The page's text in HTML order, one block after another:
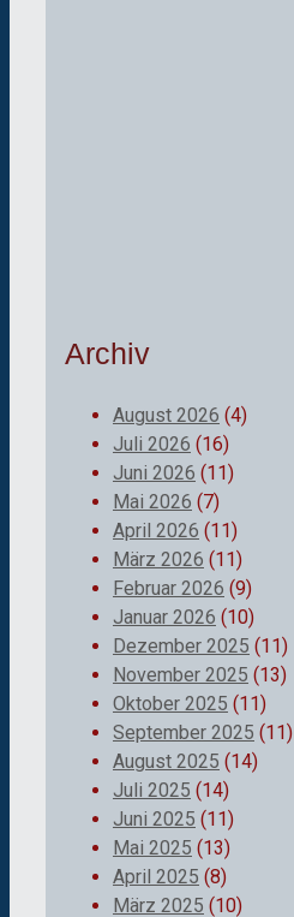
Archiv
August 2026 (4)
Juli 2026 (16)
Juni 2026 (11)
Mai 2026 (7)
April 2026 (11)
März 2026 (11)
Februar 2026 (9)
Januar 2026 (10)
Dezember 2025 (11)
November 2025 (13)
Oktober 2025 (11)
September 2025 (11)
August 2025 (14)
Juli 2025 (14)
Juni 2025 (11)
Mai 2025 (13)
April 2025 (8)
März 2025 (10)